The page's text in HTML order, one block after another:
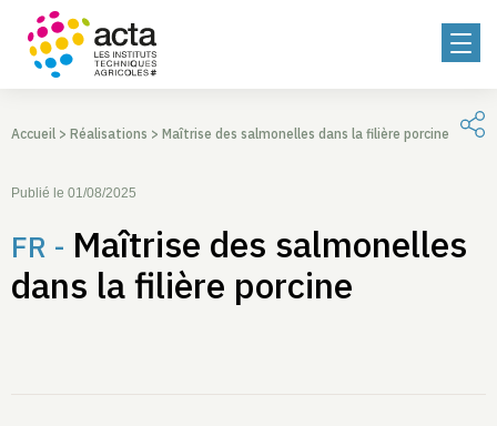
Accueil > Réalisations > Maîtrise des salmonelles dans la filière porcine
Publié le 01/08/2025
FR - Maîtrise des salmonelles
dans la filière porcine